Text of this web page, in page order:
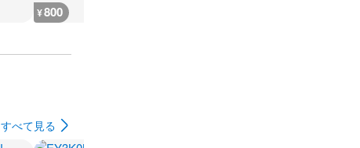
¥800
すべて見る